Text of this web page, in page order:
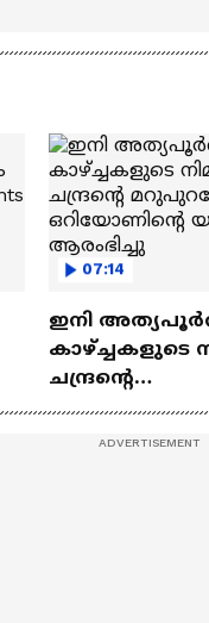
07:14
ഇനി
കാഴ്ച്ചകളുടെ
ചന്ദ്രന്റെ